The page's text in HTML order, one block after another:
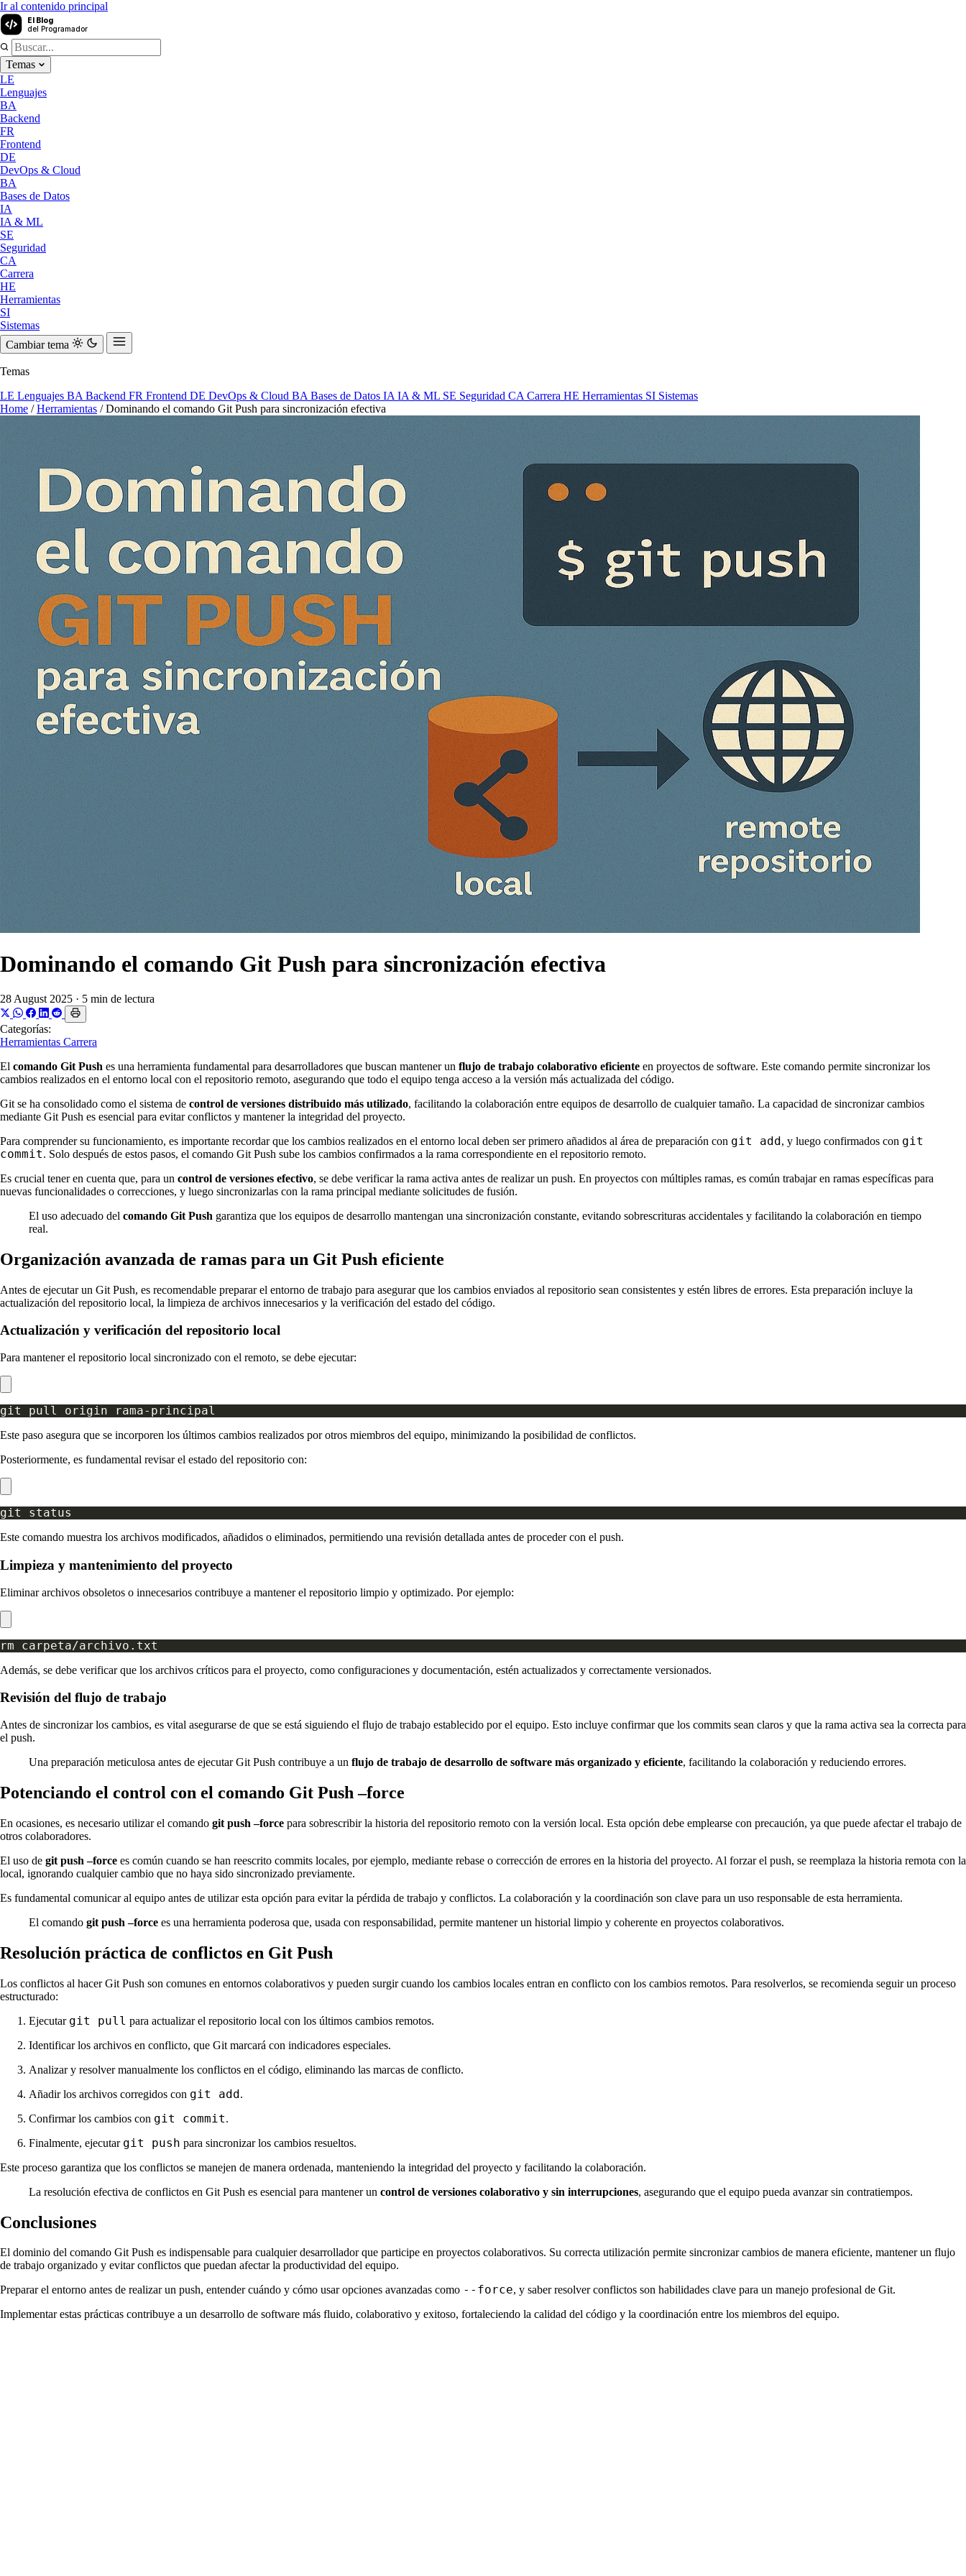
Ir al contenido principal
El Blog
del Programador
Temas
LE
Lenguajes
BA
Backend
FR
Frontend
DE
DevOps & Cloud
BA
Bases de Datos
IA
IA & ML
SE
Seguridad
CA
Carrera
HE
Herramientas
SI
Sistemas
Cambiar tema
Temas
LE Lenguajes BA Backend FR Frontend DE DevOps & Cloud BA Bases de Datos IA IA & ML SE Seguridad CA Carrera HE Herramientas SI Sistemas
Home / Herramientas / Dominando el comando Git Push para sincronización efectiva
Dominando el comando Git Push para sincronización efectiva
28 August 2025 · 5 min de lectura
Categorías:
Herramientas Carrera
El comando Git Push es una herramienta fundamental para desarrolladores que buscan mantener un flujo de trabajo colaborativo eficiente en proyectos de software. Este comando permite sincronizar los
cambios realizados en el entorno local con el repositorio remoto, asegurando que todo el equipo tenga acceso a la versión más actualizada del código.
Git se ha consolidado como el sistema de control de versiones distribuido más utilizado, facilitando la colaboración entre equipos de desarrollo de cualquier tamaño. La capacidad de sincronizar cambios
mediante Git Push es esencial para evitar conflictos y mantener la integridad del proyecto.
Para comprender su funcionamiento, es importante recordar que los cambios realizados en el entorno local deben ser primero añadidos al área de preparación con git add, y luego confirmados con git
commit. Solo después de estos pasos, el comando Git Push sube los cambios confirmados a la rama correspondiente en el repositorio remoto.
Es crucial tener en cuenta que, para un control de versiones efectivo, se debe verificar la rama activa antes de realizar un push. En proyectos con múltiples ramas, es común trabajar en ramas específicas para
nuevas funcionalidades o correcciones, y luego sincronizarlas con la rama principal mediante solicitudes de fusión.
El uso adecuado del comando Git Push garantiza que los equipos de desarrollo mantengan una sincronización constante, evitando sobrescrituras accidentales y facilitando la colaboración en tiempo
real.
Organización avanzada de ramas para un Git Push eficiente
Antes de ejecutar un Git Push, es recomendable preparar el entorno de trabajo para asegurar que los cambios enviados al repositorio sean consistentes y estén libres de errores. Esta preparación incluye la
actualización del repositorio local, la limpieza de archivos innecesarios y la verificación del estado del código.
Actualización y verificación del repositorio local
Para mantener el repositorio local sincronizado con el remoto, se debe ejecutar:
Este paso asegura que se incorporen los últimos cambios realizados por otros miembros del equipo, minimizando la posibilidad de conflictos.
Posteriormente, es fundamental revisar el estado del repositorio con:
Este comando muestra los archivos modificados, añadidos o eliminados, permitiendo una revisión detallada antes de proceder con el push.
Limpieza y mantenimiento del proyecto
Eliminar archivos obsoletos o innecesarios contribuye a mantener el repositorio limpio y optimizado. Por ejemplo:
Además, se debe verificar que los archivos críticos para el proyecto, como configuraciones y documentación, estén actualizados y correctamente versionados.
Revisión del flujo de trabajo
Antes de sincronizar los cambios, es vital asegurarse de que se está siguiendo el flujo de trabajo establecido por el equipo. Esto incluye confirmar que los commits sean claros y que la rama activa sea la correcta para
el push.
Una preparación meticulosa antes de ejecutar Git Push contribuye a un flujo de trabajo de desarrollo de software más organizado y eficiente, facilitando la colaboración y reduciendo errores.
Potenciando el control con el comando Git Push –force
En ocasiones, es necesario utilizar el comando git push –force para sobrescribir la historia del repositorio remoto con la versión local. Esta opción debe emplearse con precaución, ya que puede afectar el trabajo de
otros colaboradores.
El uso de git push –force es común cuando se han reescrito commits locales, por ejemplo, mediante rebase o corrección de errores en la historia del proyecto. Al forzar el push, se reemplaza la historia remota con la
local, ignorando cualquier cambio que no haya sido sincronizado previamente.
Es fundamental comunicar al equipo antes de utilizar esta opción para evitar la pérdida de trabajo y conflictos. La colaboración y la coordinación son clave para un uso responsable de esta herramienta.
El comando git push –force es una herramienta poderosa que, usada con responsabilidad, permite mantener un historial limpio y coherente en proyectos colaborativos.
Resolución práctica de conflictos en Git Push
Los conflictos al hacer Git Push son comunes en entornos colaborativos y pueden surgir cuando los cambios locales entran en conflicto con los cambios remotos. Para resolverlos, se recomienda seguir un proceso
estructurado:
Ejecutar git pull para actualizar el repositorio local con los últimos cambios remotos.
Identificar los archivos en conflicto, que Git marcará con indicadores especiales.
Analizar y resolver manualmente los conflictos en el código, eliminando las marcas de conflicto.
Añadir los archivos corregidos con git add.
Confirmar los cambios con git commit.
Finalmente, ejecutar git push para sincronizar los cambios resueltos.
Este proceso garantiza que los conflictos se manejen de manera ordenada, manteniendo la integridad del proyecto y facilitando la colaboración.
La resolución efectiva de conflictos en Git Push es esencial para mantener un control de versiones colaborativo y sin interrupciones, asegurando que el equipo pueda avanzar sin contratiempos.
Conclusiones
El dominio del comando Git Push es indispensable para cualquier desarrollador que participe en proyectos colaborativos. Su correcta utilización permite sincronizar cambios de manera eficiente, mantener un flujo
de trabajo organizado y evitar conflictos que puedan afectar la productividad del equipo.
Preparar el entorno antes de realizar un push, entender cuándo y cómo usar opciones avanzadas como --force, y saber resolver conflictos son habilidades clave para un manejo profesional de Git.
Implementar estas prácticas contribuye a un desarrollo de software más fluido, colaborativo y exitoso, fortaleciendo la calidad del código y la coordinación entre los miembros del equipo.